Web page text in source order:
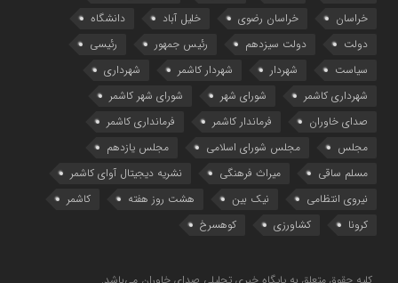
خراسان
خراسان رضوی خلیل آباد
دانشگاه
دولت
دولت سیزدهم رئیس جمهور
رئیسی
سیاست
شهردار شهردار کاشمر
شهرداری
شهرداری کاشمر
شورای شهر
شورای شهر کاشمر
صدای خاوران
فرماندار کاشمر
فرمانداری کاشمر
مجلس
مجلس شورای اسلامی
مجلس یازدهم
مسلم ساقی
میراث فرهنگی
نشریه دیجیتال آوای کاشمر
نیروی انتظامی
نیک بین هشت روز هفته
کاشمر
کرونا
کشاورزی کوهسرخ
کلیه حقوق متعلق به پایگاه خبری تحلیلی صدای خاوران می‌باشد.